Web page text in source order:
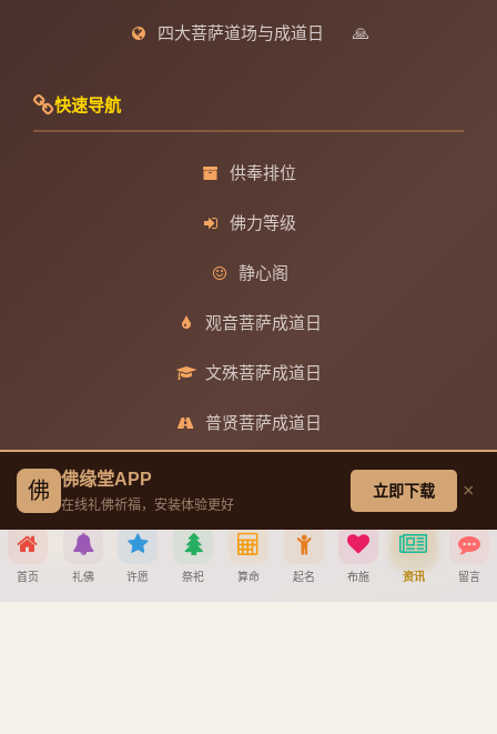
四大菩萨道场与成道日 🙏
快速导航
供奉排位
佛力等级
静心阁
观音菩萨成道日
文殊菩萨成道日
普贤菩萨成道日
帮助中心
佛 佛缘堂APP
在线礼佛祈福，安装体验更好
立即下载 ×
首页 礼佛 许愿 祭祀 算命 起名 布施 资讯 留言